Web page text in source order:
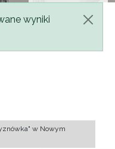
wyniki
w Nowym